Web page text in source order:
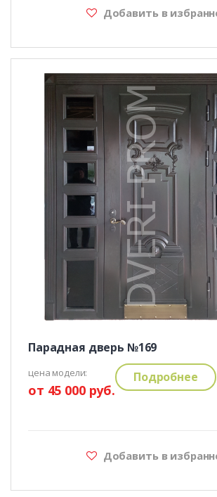
Добавить в
Парадная дверь №169
цена модели:
от 45 000 руб.
Подробнее
Добавить в